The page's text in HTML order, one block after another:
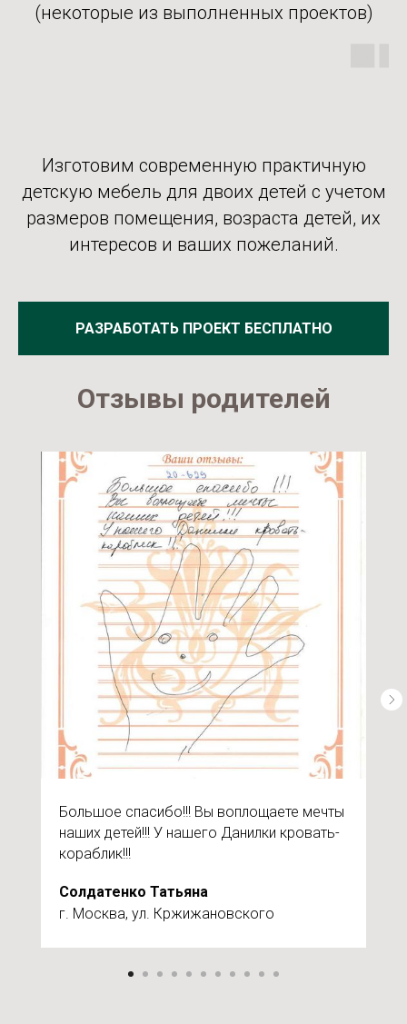
(некоторые из выполненных проектов)
Изготовим современную практичную
детскую мебель для двоих детей с учетом
размеров помещения, возраста детей, их
интересов и ваших пожеланий.
РАЗРАБОТАТЬ ПРОЕКТ БЕСПЛАТНО
Отзывы родителей
Большое спасибо!!! Вы воплощаете мечты
наших детей!!! У нашего Данилки кровать-
кораблик!!!
Солдатенко Татьяна
г. Москва, ул. Кржижановского